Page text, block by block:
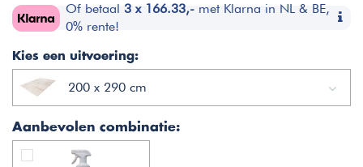
Of betaal 3 x 166.33,- met Klarna in NL & BE,
0% rente!
Kies een uitvoering:
200 x 290 cm
Aanbevolen combinatie: